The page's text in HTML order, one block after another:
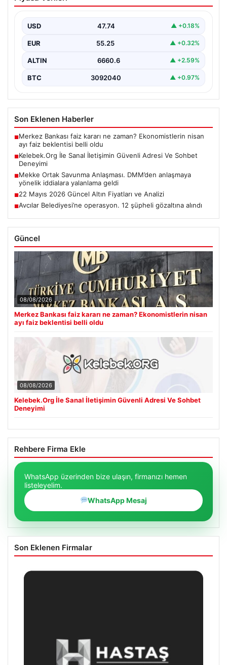
kurması kritik bir değer ifade etmektedir. Halen…
USD 47.74 ▲ +0.18%
EUR 55.25 ▲ +0.32%
ALTIN 6660.6 ▲ +2.59%
BTC 3092040 ▲ +0.97%
Son Eklenen Haberler
■Merkez Bankası faiz kararı ne zaman? Ekonomistlerin nisan
ayı faiz beklentisi belli oldu
■Kelebek.Org İle Sanal İletişimin Güvenli Adresi Ve Sohbet
Deneyimi
■Mekke Ortak Savunma Anlaşması. DMM’den anlaşmaya
yönelik iddialara yalanlama geldi
■22 Mayıs 2026 Güncel Altın Fiyatları ve Analizi
■Avcılar Belediyesi’ne operasyon. 12 şüpheli gözaltına alındı
Güncel
08/08/2026
Merkez Bankası faiz kararı ne zaman? Ekonomistlerin nisan
ayı faiz beklentisi belli oldu
08/08/2026
Kelebek.Org İle Sanal İletişimin Güvenli Adresi Ve Sohbet
Deneyimi
Rehbere Firma Ekle
WhatsApp üzerinden bize ulaşın, firmanızı hemen
listeleyelim.
WhatsApp Mesaj
Son Eklenen Firmalar